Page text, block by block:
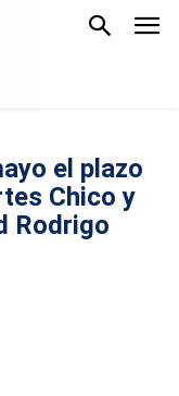
el plazo
Chico y
Rodrigo